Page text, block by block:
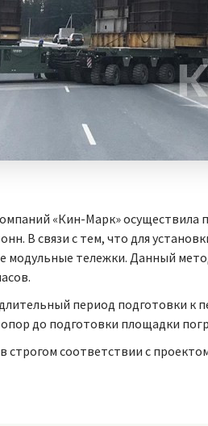
«Кин-Марк»
В связи с тем, что для
модульные тележки. Данный
период подготовки к
до подготовки площадки
строгом соответствии с